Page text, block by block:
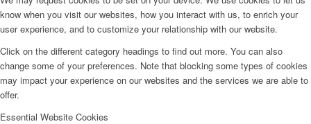
know when you visit our websites, how you interact with us, to enrich your
user experience, and to customize your relationship with our website.
Click on the different category headings to find out more. You can also
change some of your preferences. Note that blocking some types of cookies
may impact your experience on our websites and the services we are able to
offer.
Essential Website Cookies